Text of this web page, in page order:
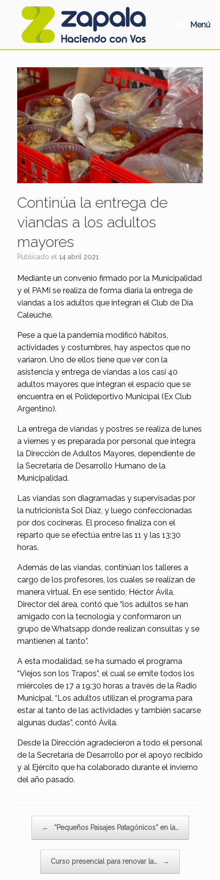
Menú
Continúa la entrega de
viandas a los adultos
mayores
Publicado el 14 abril 2021
Mediante un convenio firmado por la Municipalidad
y el PAMI se realiza de forma diaria la entrega de
viandas a los adultos que integran el Club de Día
Caleuche.
Pese a que la pandemia modificó hábitos,
actividades y costumbres, hay aspectos que no
variaron. Uno de ellos tiene que ver con la
asistencia y entrega de viandas a los casi 40
adultos mayores que integran el espacio que se
encuentra en el Polideportivo Municipal (Ex Club
Argentino).
La entrega de viandas y postres se realiza de lunes
a viernes y es preparada por personal que integra
la Dirección de Adultos Mayores, dependiente de
la Secretaría de Desarrollo Humano de la
Municipalidad.
Las viandas son diagramadas y supervisadas por
la nutricionista Sol Díaz, y luego confeccionadas
por dos cocineras. El proceso finaliza con el
reparto que se efectúa entre las 11 y las 13:30
horas.
Además de las viandas, continúan los talleres a
cargo de los profesores, los cuales se realizan de
manera virtual. En ese sentido, Héctor Ávila,
Director del área, contó que “los adultos se han
amigado con la tecnología y conformaron un
grupo de Whatsapp donde realizan consultas y se
mantienen al tanto”.
A esta modalidad, se ha sumado el programa
“Viejos son los Trapos”, el cual se emite todos los
miércoles de 17 a 19:30 horas a través de la Radio
Municipal. “Los adultos utilizan el programa para
estar al tanto de las actividades y también sacarse
algunas dudas”, contó Ávila.
Desde la Dirección agradecieron a todo el personal
de la Secretaría de Desarrollo por el apoyo recibido
y al Ejército que ha colaborado durante el invierno
del año pasado.
← “Pequeños Paisajes Patagónicos” en la…
Curso presencial para renovar la… →